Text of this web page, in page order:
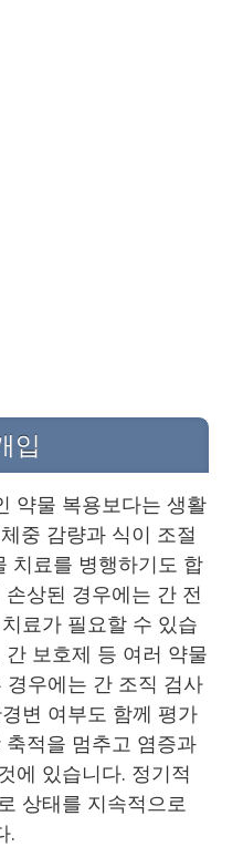
입
약물 복용보다는 생활
중 감량과 식이 조절
치료를 병행하기도 합
상된 경우에는 간 전
료가 필요할 수 있습
보호제 등 여러 약물
우에는 간 조직 검사
변 여부도 함께 평가
적을 멈추고 염증과
에 있습니다. 정기적
상태를 지속적으로
.